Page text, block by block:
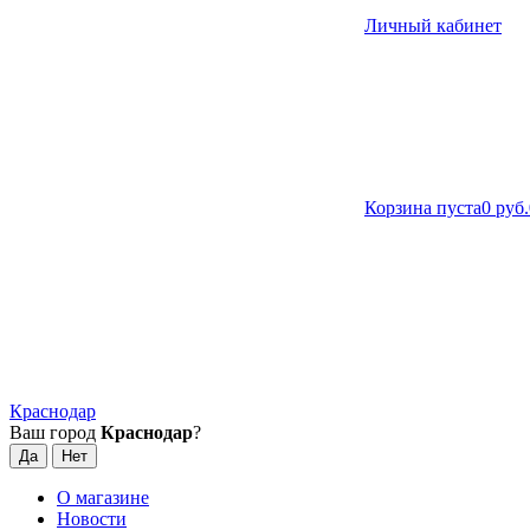
Личный кабинет
Корзина пуста0 руб.
Краснодар
Ваш город Краснодар?
О магазине
Новости